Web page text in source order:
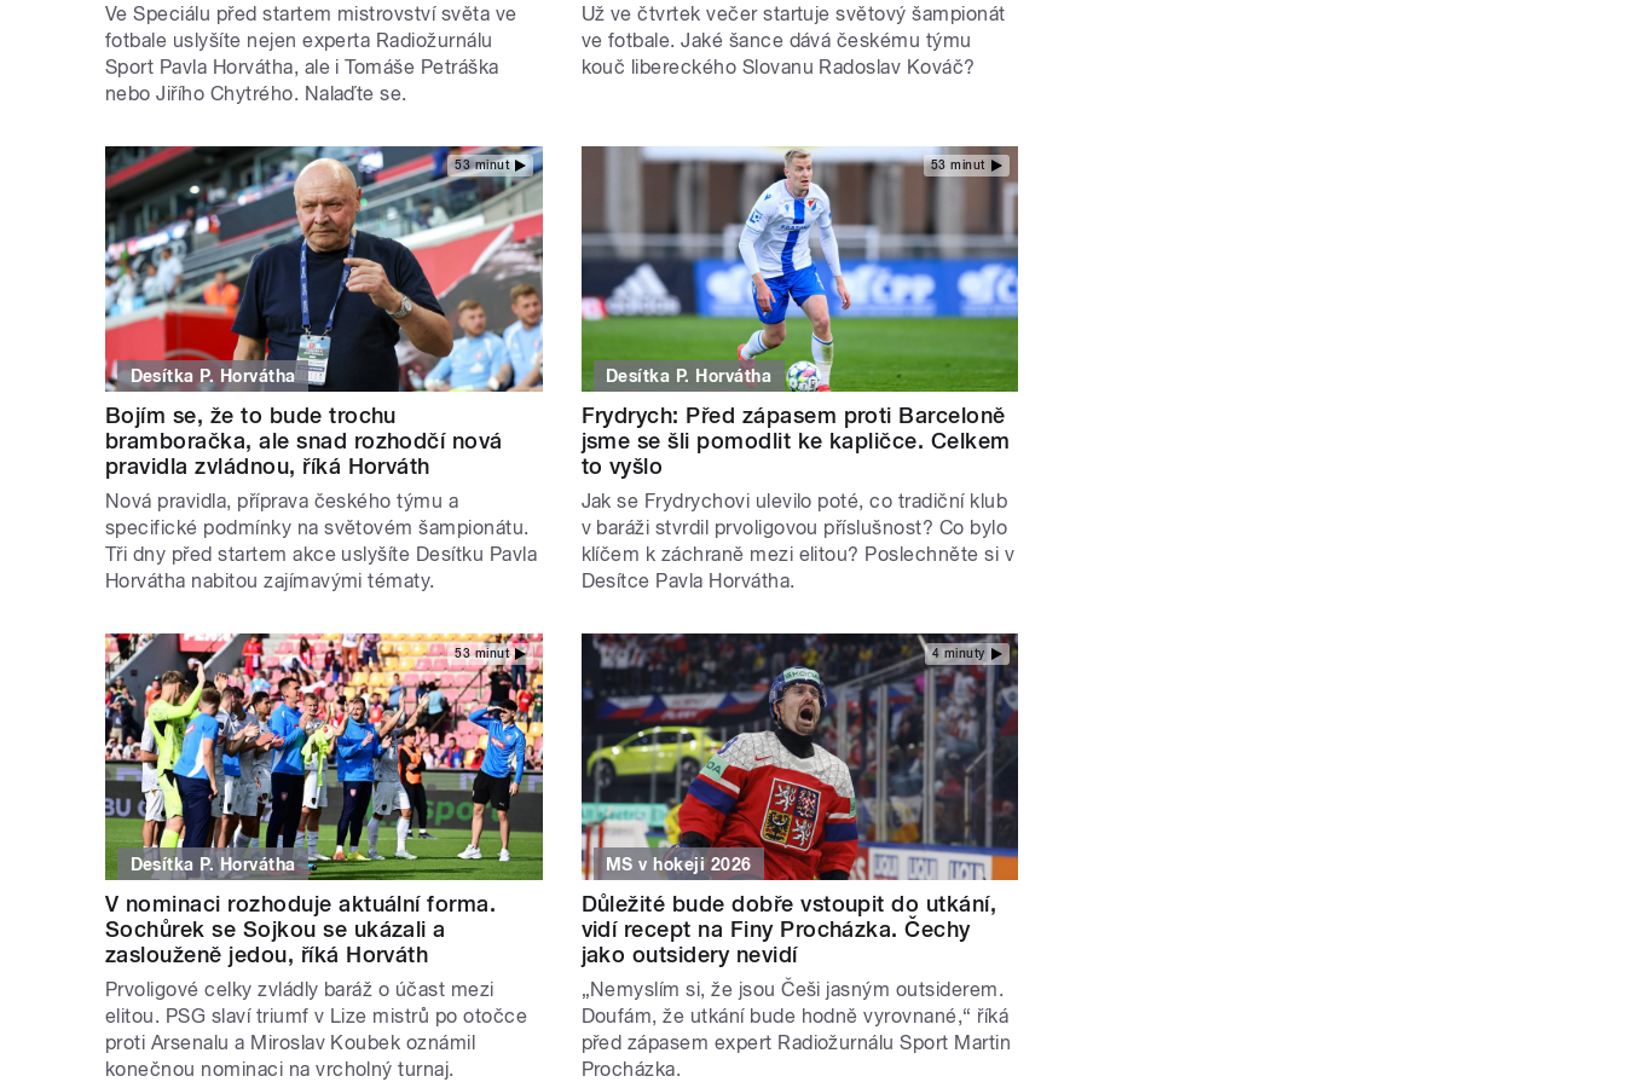
Ve Speciálu před startem mistrovství světa ve
fotbale uslyšíte nejen experta Radiožurnálu
Sport Pavla Horvátha, ale i Tomáše Petráška
nebo Jiřího Chytrého. Nalaďte se.
Už ve čtvrtek večer startuje světový šampionát
ve fotbale. Jaké šance dává českému týmu
kouč libereckého Slovanu Radoslav Kováč?
53 minut
Desítka P. Horvátha
Bojím se, že to bude trochu
bramboračka, ale snad rozhodčí nová
pravidla zvládnou, říká Horváth
Nová pravidla, příprava českého týmu a
specifické podmínky na světovém šampionátu.
Tři dny před startem akce uslyšíte Desítku Pavla
Horvátha nabitou zajímavými tématy.
53 minut
Desítka P. Horvátha
Frydrych: Před zápasem proti Barceloně
jsme se šli pomodlit ke kapličce. Celkem
to vyšlo
Jak se Frydrychovi ulevilo poté, co tradiční klub
v baráži stvrdil prvoligovou příslušnost? Co bylo
klíčem k záchraně mezi elitou? Poslechněte si v
Desítce Pavla Horvátha.
53 minut
Desítka P. Horvátha
V nominaci rozhoduje aktuální forma.
Sochůrek se Sojkou se ukázali a
zaslouženě jedou, říká Horváth
Prvoligové celky zvládly baráž o účast mezi
elitou. PSG slaví triumf v Lize mistrů po otočce
proti Arsenalu a Miroslav Koubek oznámil
konečnou nominaci na vrcholný turnaj.
4 minuty
MS v hokeji 2026
Důležité bude dobře vstoupit do utkání,
vidí recept na Finy Procházka. Čechy
jako outsidery nevidí
„Nemyslím si, že jsou Češi jasným outsiderem.
Doufám, že utkání bude hodně vyrovnané,“ říká
před zápasem expert Radiožurnálu Sport Martin
Procházka.